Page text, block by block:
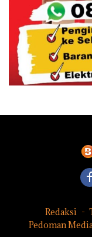
Redaksi
Pedoman